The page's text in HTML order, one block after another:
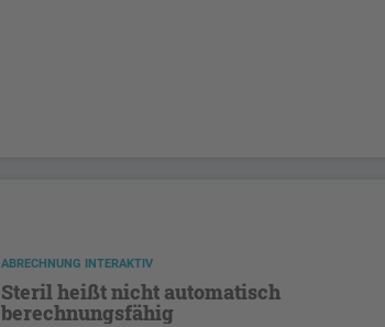
ABRECHNUNG INTERAKTIV
Steril heißt nicht automatisch
berechnungsfähig